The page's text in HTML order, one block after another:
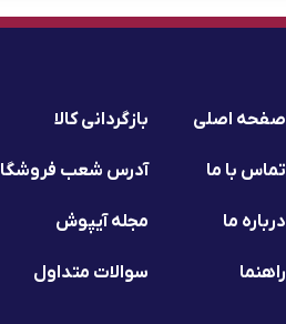
صفحه اصلی
تماس با ما
درباره ما
راهنما
بازگردانی کالا
آدرس شعب
مجله آیپوش
سوالات متداول